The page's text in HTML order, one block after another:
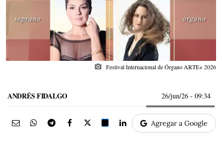
photo_camera Festival Internacional de Órgano ARTE+ 2026
ANDRÉS FIDALGO 26/jun/26 - 09:34
Agregar a Google